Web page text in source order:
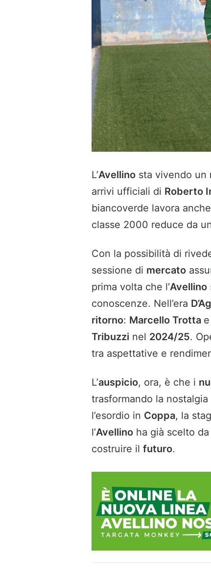
L’Avellino sta vivendo un
arrivi ufficiali di Roberto
biancoverde lavora
classe 2000 reduce da
Con la possibilità di
sessione di mercato
prima volta che l’Avellino
conoscenze. Nell’era
ritorno: Marcello Trotta e
Tribuzzi nel 2024/25.
tra aspettative e
L’auspicio, ora, è che i
trasformando la nostalgia
l’esordio in Coppa, la
l’Avellino ha già scelto
costruire il futuro.